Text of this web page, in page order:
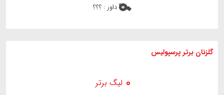
داور : ؟؟؟
گلزنان برتر پرسپولیس
لیگ برتر